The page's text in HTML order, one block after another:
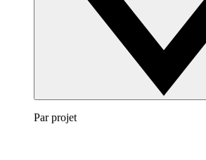
Par projet